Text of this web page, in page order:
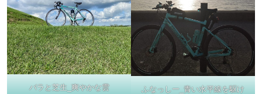
バラと芝生_爽やかな雲
ふなっしー_青い水平線を駆け